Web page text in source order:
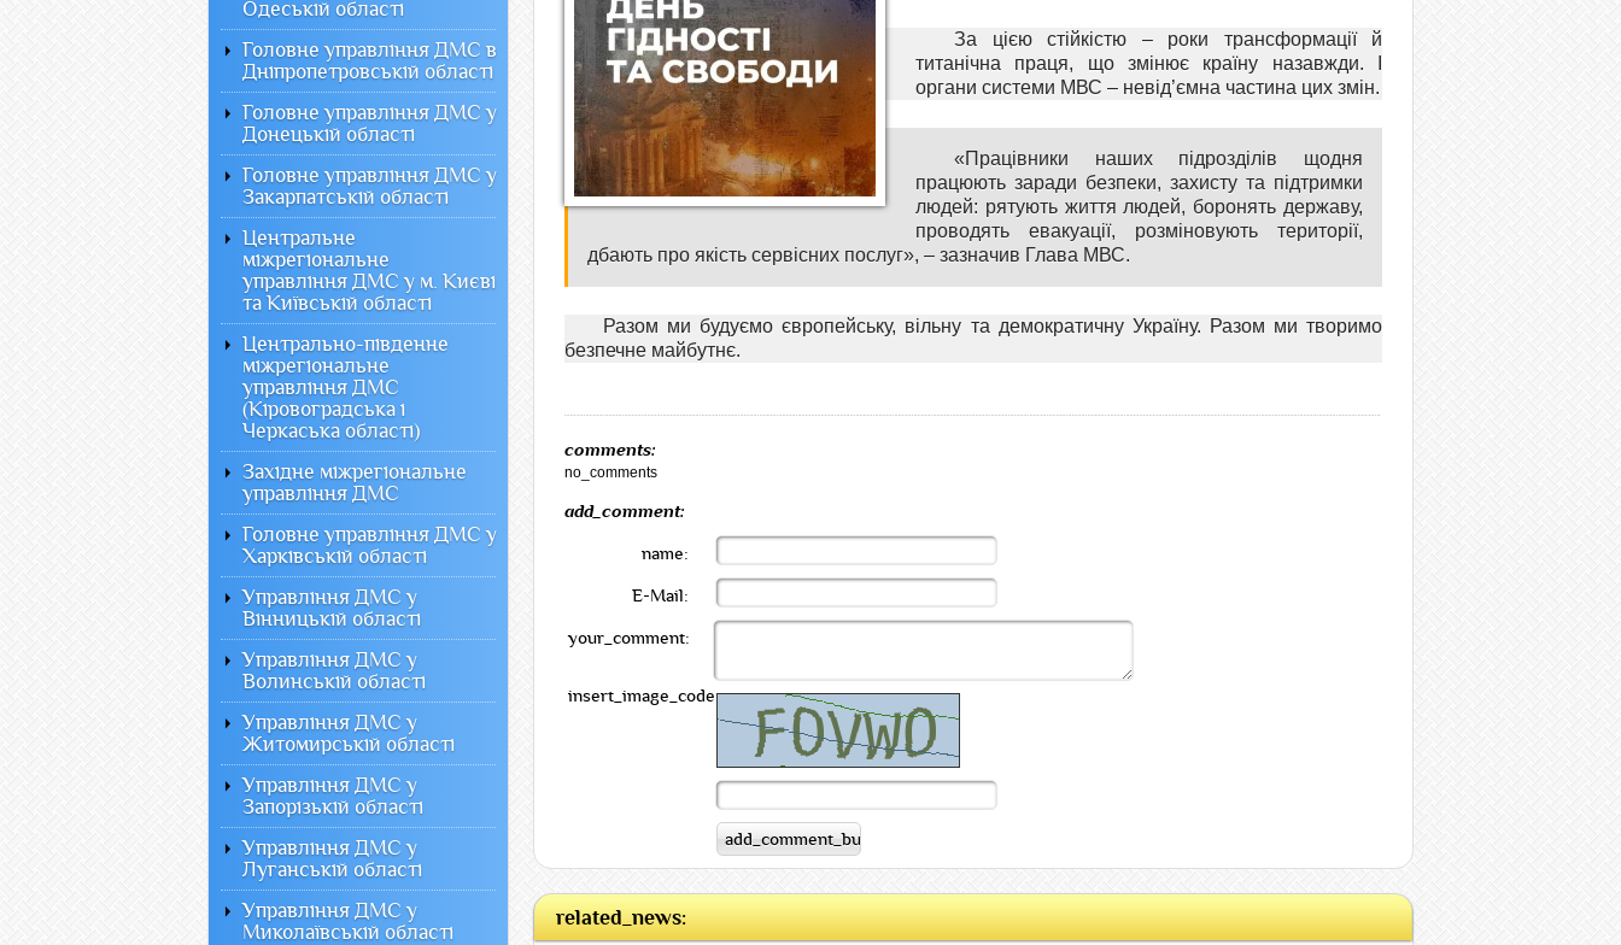
За цією стійкістю – роки трансформації й
титанічна праця, що змінює країну назавжди. І
органи системи МВС – невід’ємна частина цих змін.
«Працівники наших підрозділів щодня
працюють заради безпеки, захисту та підтримки
людей: рятують життя людей, боронять державу,
проводять евакуації, розміновують території,
дбають про якість сервісних послуг», – зазначив Глава МВС.
Разом ми будуємо європейську, вільну та демократичну Україну. Разом ми творимо
безпечне майбутнє.
comments:
no_comments
add_comment:
name:
E-Mail:
your_comment:
insert_image_code:
related_news:
Одеській області
Головне управління ДМС в
Дніпропетровській області
Головне управління ДМС у
Донецькій області
Головне управління ДМС у
Закарпатській області
Центральне
міжрегіональне
управління ДМС у м. Києві
та Київській області
Центрально-південне
міжрегіональне
управління ДМС
(Кіровоградська і
Черкаська області)
Західне міжрегіональне
управління ДМС
Головне управління ДМС у
Харківській області
Управління ДМС у
Вінницькій області
Управління ДМС у
Волинській області
Управління ДМС у
Житомирській області
Управління ДМС у
Запорізькій області
Управління ДМС у
Луганській області
Управління ДМС у
Миколаївській області